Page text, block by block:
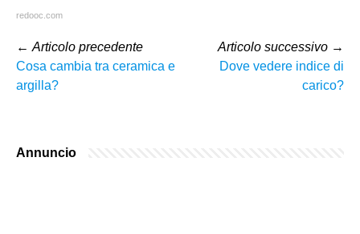
redooc.com
← Articolo precedente
Cosa cambia tra ceramica e
argilla?
Articolo successivo →
Dove vedere indice di
carico?
Annuncio